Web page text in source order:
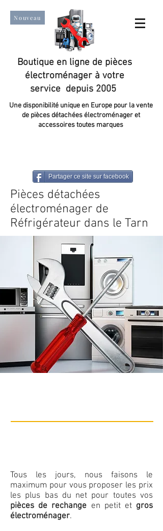
Nouveau
Boutique en ligne de pièces
électroménager à votre
service depuis 2005
Une disponibilité unique en Europe pour la vente
de pièces détachées électroménager et
accessoires toutes marques
Partager ce site sur facebook
Pièces détachées
électroménager de
Réfrigérateur dans le Tarn
Tous les jours, nous faisons le
maximum pour vous proposer les prix
les plus bas du net pour toutes vos
pièces de rechange en petit et gros
électroménager.